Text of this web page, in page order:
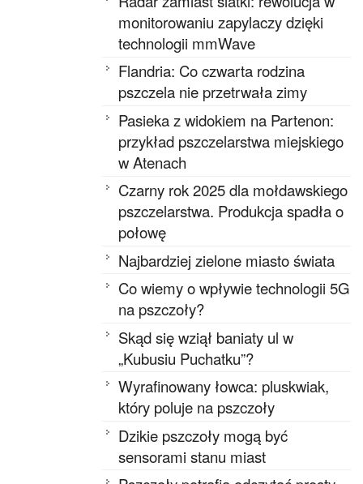
monitorowaniu zapylaczy dzięki
technologii mmWave
Flandria: Co czwarta rodzina
pszczela nie przetrwała zimy
Pasieka z widokiem na Partenon:
przykład pszczelarstwa miejskiego
w Atenach
Czarny rok 2025 dla mołdawskiego
pszczelarstwa. Produkcja spadła o
połowę
Najbardziej zielone miasto świata
Co wiemy o wpływie technologii 5G
na pszczoły?
Skąd się wziął baniaty ul w
„Kubusiu Puchatku”?
Wyrafinowany łowca: pluskwiak,
który poluje na pszczoły
Dzikie pszczoły mogą być
sensorami stanu miast